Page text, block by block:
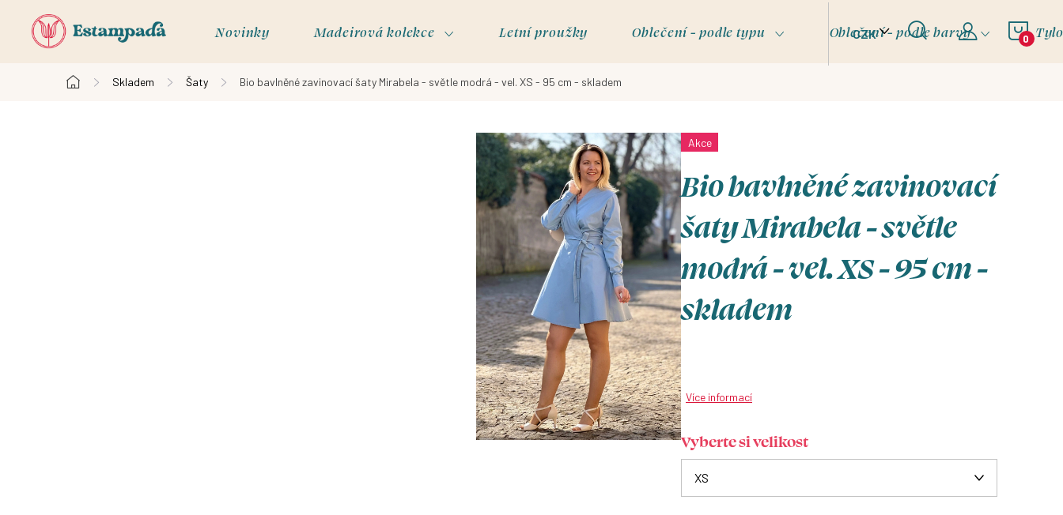
CZK
Novinky Madeirová kolekce Letní proužky Oblečení - podle typu Oblečení - podle barvy
Domů
Skladem Šaty Bio bavlněné zavinovací šaty Mirabela - světle modrá - vel. XS - 95 cm - skladem
Akce
Bio bavlněné zavinovací
šaty Mirabela - světle
modrá - vel. XS - 95 cm -
skladem
Více informací
Vyberte si velikost